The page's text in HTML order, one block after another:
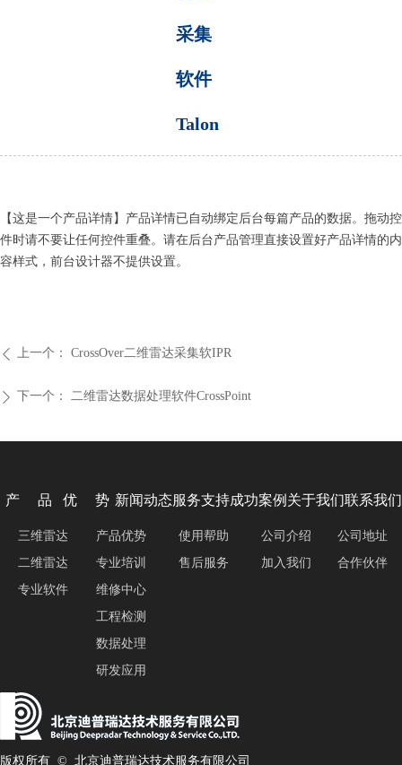
采集
软件
Talon
ꄴ 上一个： CrossOver二维雷达采集软IPR
ꄲ 下一个： 二维雷达数据处理软件CrossPoint
【这是一个产品详情】产品详情已自动绑定后台每篇产品的数据。拖动控
件时请不要让任何控件重叠。请在后台产品管理直接设置好产品详情的内
容样式，前台设计器不提供设置。
产 品 优 势 新闻动态服务支持成功案例 关于我们联系我们
产品优势
专业培训
维修中心
工程检测
数据处理
研发应用
使用帮助
售后服务
公司介绍
加入我们
公司地址
合作伙伴
版权所有  © 北京迪普瑞达技术服务有限公司
三维雷达
二维雷达
专业软件